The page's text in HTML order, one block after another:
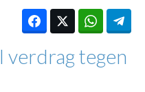
verdrag tegen